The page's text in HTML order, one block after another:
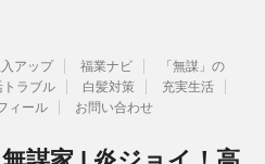
アップ 福業ナビ
「無謀」の
トラブル 白髪対策
充実生活
ィール お問い合わせ